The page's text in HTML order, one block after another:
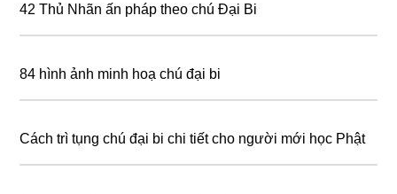
42 Thủ Nhãn ấn pháp theo chú Đại Bi
84 hình ảnh minh hoạ chú đại bi
Cách trì tụng chú đại bi chi tiết cho người mới học Phật